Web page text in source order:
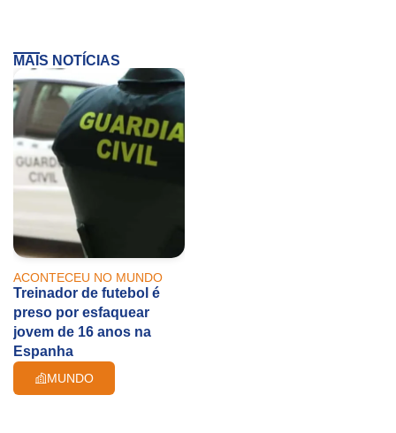
MAIS NOTÍCIAS
ACONTECEU NO MUNDO
Treinador de futebol é
preso por esfaquear
jovem de 16 anos na
Espanha
MUNDO